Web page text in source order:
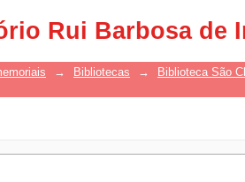
Rui Barbosa de
→ Bibliotecas →
Biblioteca São